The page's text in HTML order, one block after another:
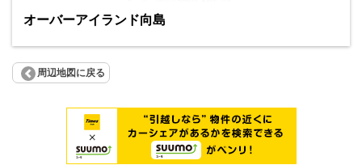
オーバーアイランド向島
周辺地図に戻る